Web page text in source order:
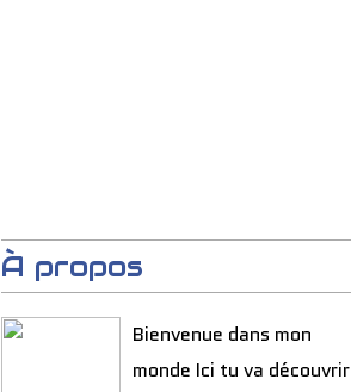
À propos
Bienvenue dans mon
monde Ici tu va découvrir